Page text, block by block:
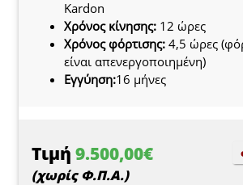
Kardon
Χρόνος κίνησης: 12 ώρες
Χρόνος φόρτισης: 4,5 ώρες
είναι απενεργοποιημένη)
Εγγύηση:16 μήνες
Τιμή 9.500,00€
(χωρίς Φ.Π.Α.)